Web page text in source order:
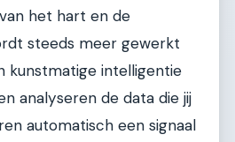
het hart en de
steeds meer gewerkt
kunstmatige intelligentie
analyseren de data die jij
automatisch een signaal